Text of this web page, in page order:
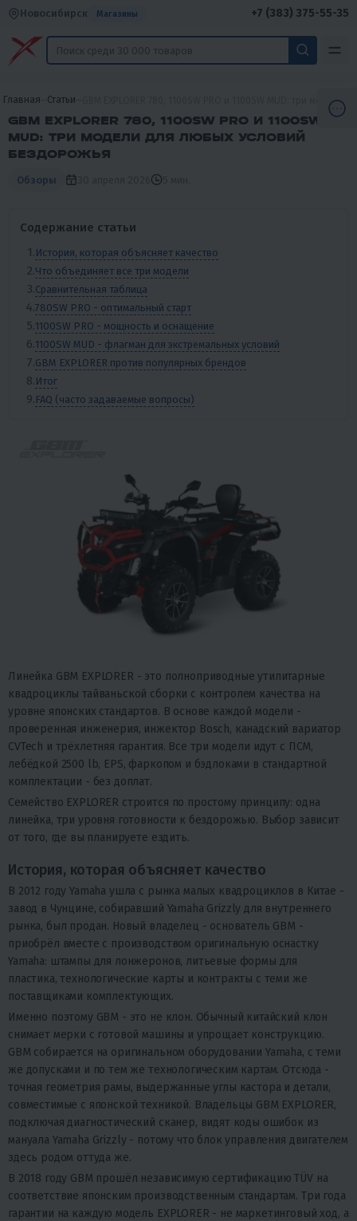
Новосибирск Магазины +7 (383) 375-55-35
Главная Статьи GBM EXPLORER 780, 1100SW PRO и 1100SW MUD: три
GBM EXPLORER 780, 1100SW PRO И 1100SW
MUD: ТРИ МОДЕЛИ ДЛЯ ЛЮБЫХ УСЛОВИЙ
БЕЗДОРОЖЬЯ
Обзоры
Содержание статьи
История, которая объясняет качество
Что объединяет все три модели
Сравнительная таблица
780SW PRO - оптимальный старт
1100SW PRO - мощность и оснащение
1100SW MUD - флагман для экстремальных условий
GBM EXPLORER против популярных брендов
Итог
FAQ (часто задаваемые вопросы)
Линейка GBM EXPLORER - это полноприводные утилитарные
квадроциклы тайваньской сборки с контролем качества на
уровне японских стандартов. В основе каждой модели -
проверенная инженерия, инжектор Bosch, канадский вариатор
CVTech и трёхлетняя гарантия. Все три модели идут с ПСМ,
лебёдкой 2500 lb, EPS, фаркопом и бэдлоками в стандартной
комплектации - без доплат.
Семейство EXPLORER строится по простому принципу: одна
линейка, три уровня готовности к бездорожью. Выбор зависит
от того, где вы планируете ездить.
История, которая объясняет качество
В 2012 году Yamaha ушла с рынка малых квадроциклов в Китае -
завод в Чунцине, собиравший Yamaha Grizzly для внутреннего
рынка, был продан. Новый владелец - основатель GBM -
приобрёл вместе с производством оригинальную оснастку
Yamaha: штампы для лонжеронов, литьевые формы для
пластика, технологические карты и контракты с теми же
поставщиками комплектующих.
Именно поэтому GBM - это не клон. Обычный китайский клон
снимает мерки с готовой машины и упрощает конструкцию.
GBM собирается на оригинальном оборудовании Yamaha, с теми
же допусками и по тем же технологическим картам. Отсюда -
точная геометрия рамы, выдержанные углы кастора и детали,
совместимые с японской техникой. Владельцы GBM EXPLORER,
подключая диагностический сканер, видят коды ошибок из
мануала Yamaha Grizzly - потому что блок управления двигателем
здесь родом оттуда же.
В 2018 году GBM прошёл независимую сертификацию TÜV на
соответствие японским производственным стандартам. Три года
гарантии на каждую модель EXPLORER - не маркетинговый ход, а